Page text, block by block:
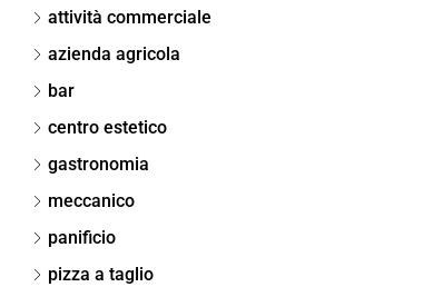
attività commerciale
azienda agricola
bar
centro estetico
gastronomia
meccanico
panificio
pizza a taglio